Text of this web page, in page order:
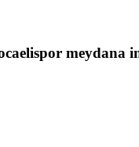
meydana